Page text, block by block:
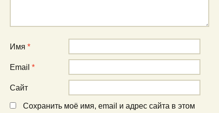
Имя *
Email *
Сайт
Сохранить моё имя, email и адрес сайта в этом